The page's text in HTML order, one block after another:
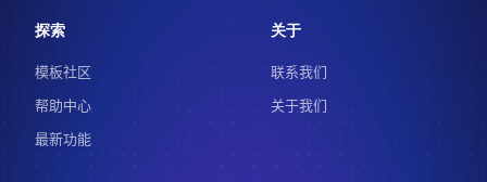
探索
模板社区
帮助中心
最新功能
关于
联系我们
关于我们